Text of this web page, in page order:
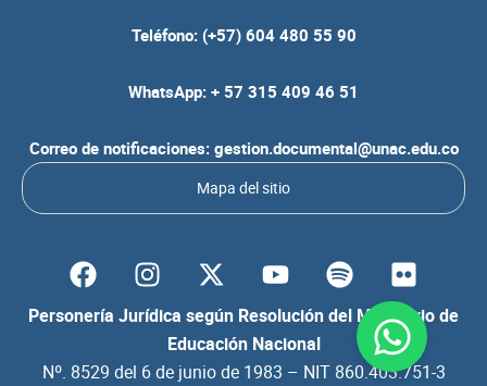
Teléfono: (+57) 604 480 55 90
WhatsApp: + 57 315 409 46 51
Correo de notificaciones: gestion.documental@unac.edu.co
Mapa del sitio
Personería Jurídica según Resolución del Ministerio de
Educación Nacional
Nº. 8529 del 6 de junio de 1983 – NIT 860.403.751-3
F
a
c
b
I
n
s
a
Y
o
u
t
u
S
p
o
i
F
l
i
c
k